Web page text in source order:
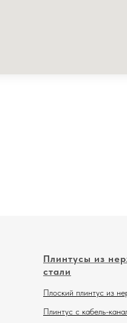
Плинтусы из
стали
Плоский плинтус из
Плинтус с кабель-